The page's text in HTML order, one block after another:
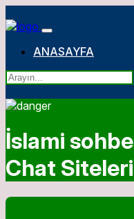
ANASAYFA
İslami
Chat Siteleri